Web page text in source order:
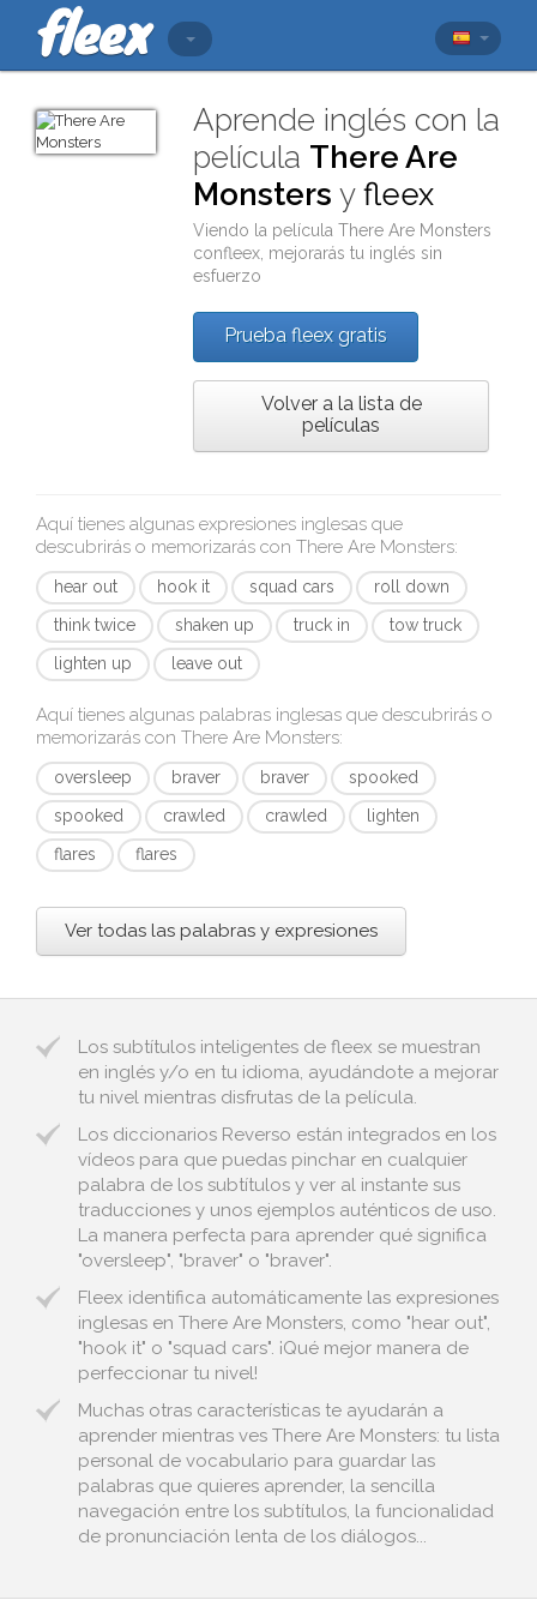
Aprende inglés con la
película There Are
Monsters yfleex
Viendo la películaThere Are Monsters
confleex , mejorarás tu inglés sin
esfuerzo
Prueba fleex gratis
Volver a la lista de
películas
Aquí tienes algunas expresiones inglesas que
descubrirás o memorizarás con There Are Monsters:
hear out hook it squad cars
roll down
think twice
shaken up truck in
tow truck
lighten up
leave out
Aquí tienes algunas palabras inglesas que descubrirás o
memorizarás con There Are Monsters:
oversleep braver braver
spooked
spooked
crawled crawled
lighten
flares
flares
Ver todas las palabras y expresiones
Los subtítulos inteligentes de fleex se muestran
en inglés y/o en tu idioma, ayudándote a mejorar
tu nivel mientras disfrutas de la película.
Los diccionarios Reverso están integrados en los
vídeos para que puedas pinchar en cualquier
palabra de los subtítulos y ver al instante sus
traducciones y unos ejemplos auténticos de uso.
La manera perfecta para aprender qué significa
"oversleep", "braver" o "braver".
Fleex identifica automáticamente las expresiones
inglesas en There Are Monsters, como "hear out",
"hook it" o "squad cars". ¡Qué mejor manera de
perfeccionar tu nivel!
Muchas otras características te ayudarán a
aprender mientras ves There Are Monsters: tu lista
personal de vocabulario para guardar las
palabras que quieres aprender, la sencilla
navegación entre los subtítulos, la funcionalidad
de pronunciación lenta de los diálogos...